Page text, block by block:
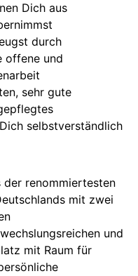
Dich aus
durch
offene und
sehr gute
selbstverständlich
der renommiertesten
mit zwei
und
mit Raum für